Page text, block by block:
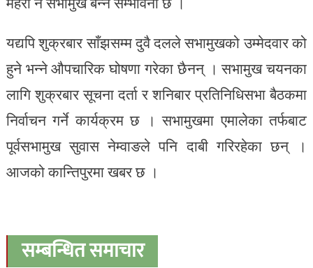
यद्यपि शुक्रबार साँझसम्म दुवै दलले सभामुखको उम्मेदवार को
हुने भन्ने औपचारिक घोषणा गरेका छैनन् । सभामुख चयनका
लागि शुक्रबार सूचना दर्ता र शनिबार प्रतिनिधिसभा बैठकमा
निर्वाचन गर्ने कार्यक्रम छ । सभामुखमा एमालेका तर्फबाट
पूर्वसभामुख सुवास नेम्वाङले पनि दाबी गरिरहेका छन् ।
आजको कान्तिपुरमा खबर छ ।
सम्बन्धित समाचार